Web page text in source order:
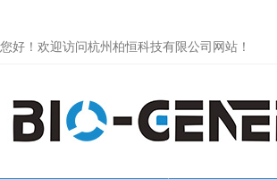
您好！欢迎访问杭州柏恒科技有限公司网站！